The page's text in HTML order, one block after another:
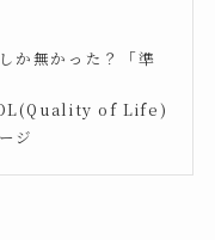
か無かった？「準
of Life)
ジ